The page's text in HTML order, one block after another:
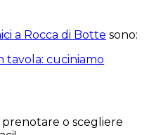
a Rocca di Botte sono:
tavola: cuciniamo
o scegliere